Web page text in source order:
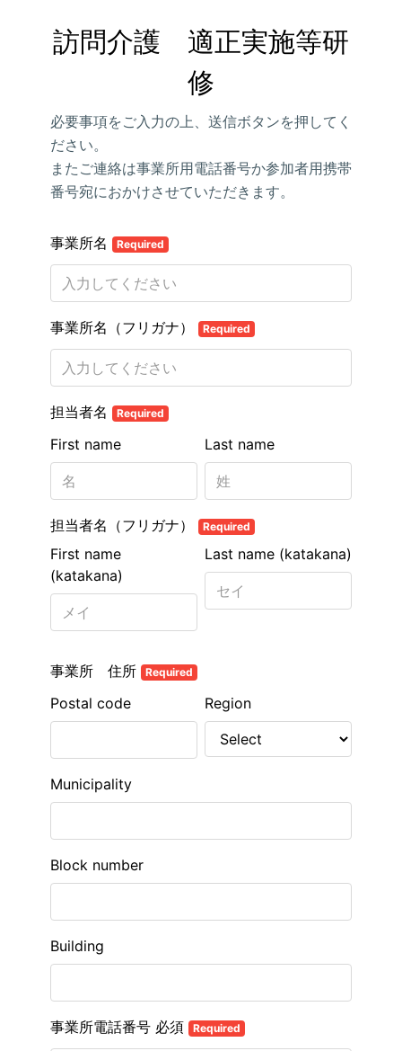
訪問介護　適正実施等研
修
必要事項をご入力の上、送信ボタンを押してく
ださい。
またご連絡は事業所用電話番号か参加者用携帯
番号宛におかけさせていただきます。
事業所名 Required
事業所名（フリガナ） Required
担当者名 Required
Last name
First name
担当者名（フリガナ） Required
Last name (katakana)
First name
(katakana)
事業所 住所 Required
Postal code Region
Municipality
Block number
Building
事業所電話番号 必須 Required